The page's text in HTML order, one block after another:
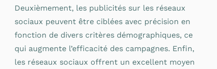
Deuxièmement, les publicités sur les réseaux
sociaux peuvent être ciblées avec précision en
fonction de divers critères démographiques, ce
qui augmente l’efficacité des campagnes. Enfin,
les réseaux sociaux offrent un excellent moyen